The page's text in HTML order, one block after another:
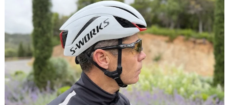
jours,
votre
actualité
vélo
et
triathlon